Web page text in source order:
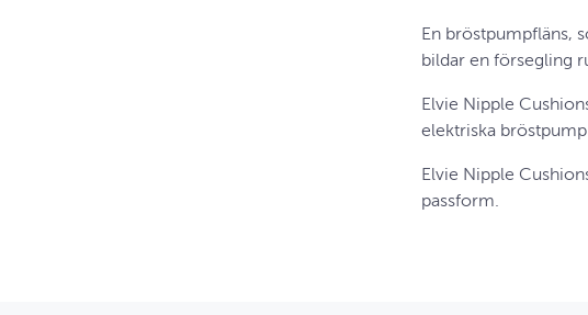
En bröstpumpfläns,
bildar en försegling
Elvie Nipple
elektriska
Elvie Nipple
passform.